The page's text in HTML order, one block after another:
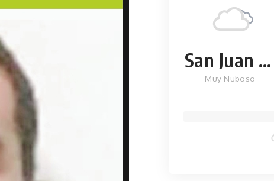
San Juan de la Maguana
Muy Nuboso